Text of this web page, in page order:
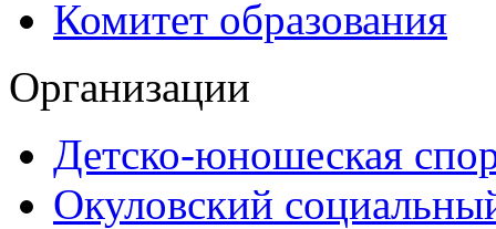
Комитет образования
Организации
Детско-юношеская
Окуловский